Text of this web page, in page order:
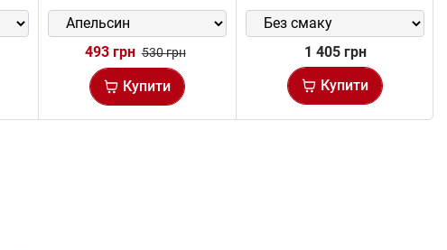
493 грн 530 грн
Купити
1 405 грн
Купити